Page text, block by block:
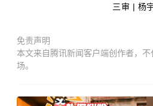
三审 | 杨
免责声明
本文来自腾讯新闻客户端创作者，
场。